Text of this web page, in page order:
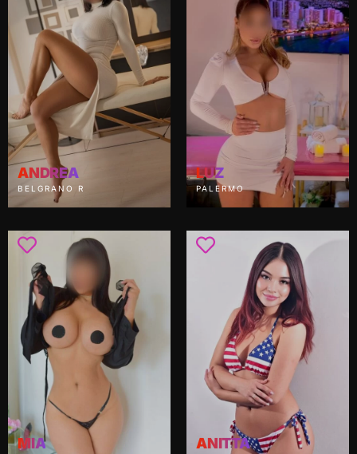
ANDREA
BELGRANO R
LUZ
PALERMO
MIA ANITTA